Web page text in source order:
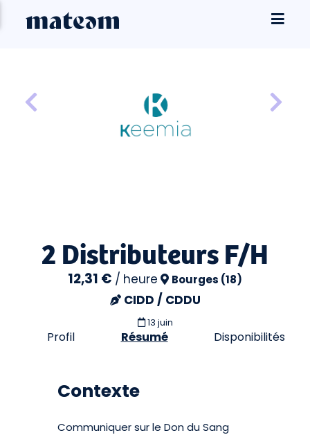
2 Distributeurs F/H
12,31 € / heure Bourges (18)
CIDD / CDDU
13 juin
Profil Résumé Disponibilités
Contexte
Communiquer sur le Don du Sang